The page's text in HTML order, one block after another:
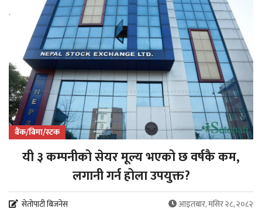
बैंक/बिमा/स्टक
यी ३ कम्पनीको सेयर मूल्य भएको छ वर्षकै कम,
लगानी गर्न होला उपयुक्त?
सेतोपाटी बिजनेस आइतबार, मंसिर २८, २०८२